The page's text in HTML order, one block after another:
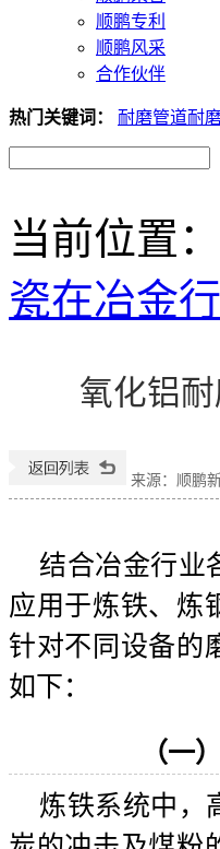
顺鹏专利
顺鹏风采
合作伙伴
热门关键词： 耐磨管道耐
当前位置 ：
瓷在冶金
氧化铝
来源：顺鹏
结合冶金行业
应用于炼铁、炼
针对不同设备的
如下：
（一
炼铁系统中，